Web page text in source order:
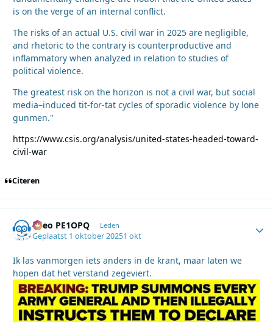
is on the verge of an internal conflict.
The risks of an actual U.S. civil war in 2025 are negligible,
and rhetoric to the contrary is counterproductive and
inflammatory when analyzed in relation to studies of
political violence.
The greatest risk on the horizon is not a civil war, but social
media⁠–induced tit-for-tat cycles of sporadic violence by lone
gunmen.''
https://www.csis.org/analysis/united-states-headed-toward-
civil-war
Citeren
Theo PE1OPQ Leden
Geplaatst 1 oktober 20251 okt
Ik las vanmorgen iets anders in de krant, maar laten we
hopen dat het verstand zegeviert.